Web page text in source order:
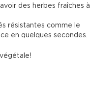
des herbes fraîches à
résistantes comme le
en quelques secondes.